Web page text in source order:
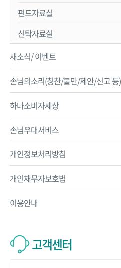
펀드자료실
신탁자료실
새소식/ 이벤트
손님의소리(칭찬/불만/제안/신고 등)
하나소비자세상
손님우대서비스
개인정보처리방침
개인채무자보호법
이용안내
고객센터